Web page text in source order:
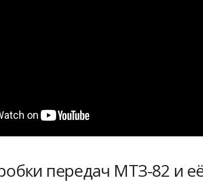
передач МТЗ-82 и